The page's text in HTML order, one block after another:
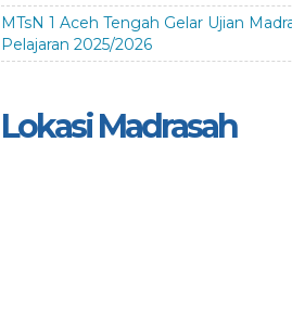
MTsN 1 Aceh Tengah Gelar Ujian
Pelajaran 2025/2026
Lokasi Madrasah